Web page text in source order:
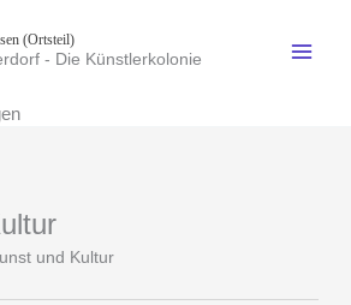
(Ortsteil)
- Die Künstlerkolonie
und Kultur